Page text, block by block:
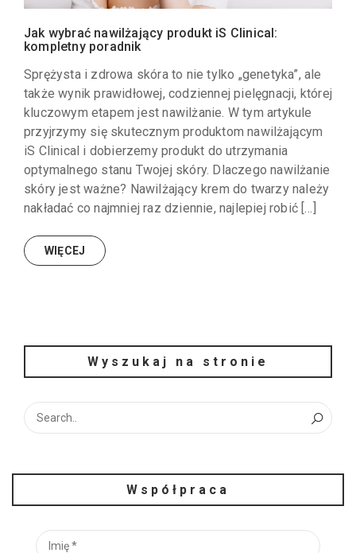
Jak wybrać nawilżający produkt iS Clinical:
kompletny poradnik
Sprężysta i zdrowa skóra to nie tylko „genetyka”, ale
także wynik prawidłowej, codziennej pielęgnacji, której
kluczowym etapem jest nawilżanie. W tym artykule
przyjrzymy się skutecznym produktom nawilżającym
iS Clinical i dobierzemy produkt do utrzymania
optymalnego stanu Twojej skóry. Dlaczego nawilżanie
skóry jest ważne? Nawilżający krem do twarzy należy
nakładać co najmniej raz dziennie, najlepiej robić […]
WIĘCEJ
Wyszukaj na stronie
Współpraca